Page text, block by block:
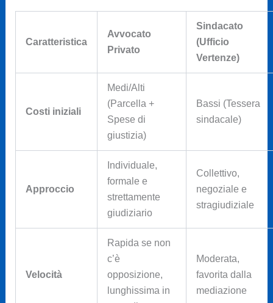
Caratteristica
Avvocato
Privato
Sindacato
(Ufficio
Vertenze)
Costi iniziali
Medi/Alti
(Parcella +
Spese di
giustizia)
Bassi (Tessera
sindacale)
Approccio
Individuale,
formale e
strettamente
giudiziario
Collettivo,
negoziale e
stragiudiziale
Velocità
Rapida se non
c’è
opposizione,
lunghissima in
Moderata,
favorita dalla
mediazione